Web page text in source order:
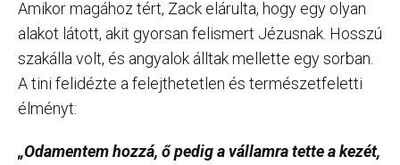
Amikor magához tért, Zack elárulta, hogy egy olyan
alakot látott, akit gyorsan felismert Jézusnak. Hosszú
szakálla volt, és angyalok álltak mellette egy sorban.
A tini felidézte a felejthetetlen és természetfeletti
élményt:
„Odamentem hozzá, ő pedig a vállamra tette a kezét,